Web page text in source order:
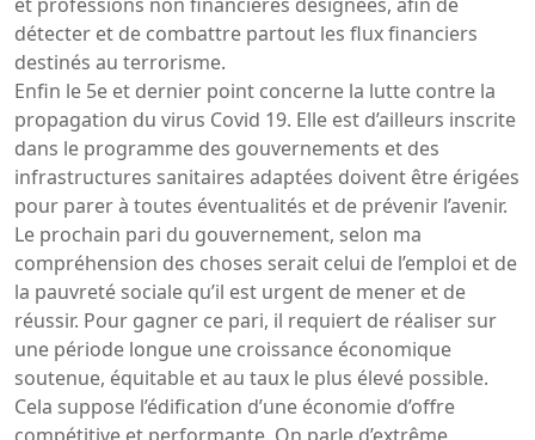
détecter et de combattre partout les flux financiers
destinés au terrorisme.
Enfin le 5e et dernier point concerne la lutte contre la
propagation du virus Covid 19. Elle est d’ailleurs inscrite
dans le programme des gouvernements et des
infrastructures sanitaires adaptées doivent être érigées
pour parer à toutes éventualités et de prévenir l’avenir.
Le prochain pari du gouvernement, selon ma
compréhension des choses serait celui de l’emploi et de
la pauvreté sociale qu’il est urgent de mener et de
réussir. Pour gagner ce pari, il requiert de réaliser sur
une période longue une croissance économique
soutenue, équitable et au taux le plus élevé possible.
Cela suppose l’édification d’une économie d’offre